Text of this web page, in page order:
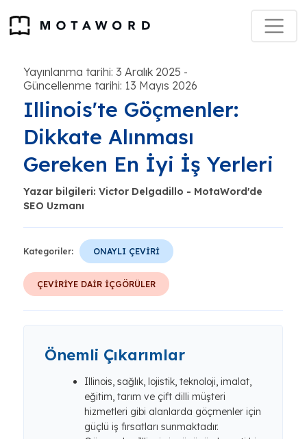
Yayınlanma tarihi: 3 Aralık 2025 -
Güncellenme tarihi: 13 Mayıs 2026
Illinois'te Göçmenler:
Dikkate Alınması
Gereken En İyi İş Yerleri
Yazar bilgileri: Victor Delgadillo - MotaWord'de
SEO Uzmanı
Kategoriler: ONAYLI ÇEVİRİ
ÇEVİRİYE DAİR İÇGÖRÜLER
Önemli Çıkarımlar
Illinois, sağlık, lojistik, teknoloji, imalat,
eğitim, tarım ve çift dilli müşteri
hizmetleri gibi alanlarda göçmenler için
güçlü iş fırsatları sunmaktadır.